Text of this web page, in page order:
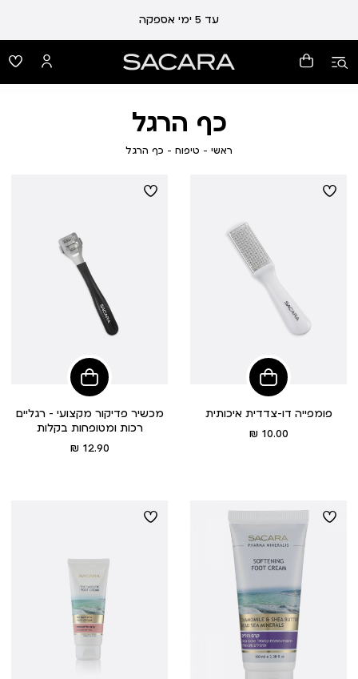
עד 5 ימי אספקה
כף הרגל
ראשי ראשי
טיפוח טיפוחכף הרגלכף
הוסיפי
לסל
פומפייה דו-צדדית איכותית
מחיר10.00 ₪
הוסיפי
לסל
מכשיר פדיקור מקצועי – רגליים
רכות ומטופחות בקלות
מחיר12.90 ₪